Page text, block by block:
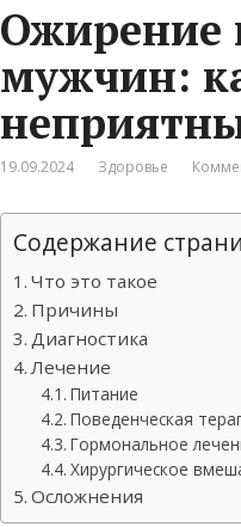
Ожирение
мужчин:
19.09.2024 Здоровье
Содержание
Что это такое
Причины
Диагностика
Лечение
Питание
Поведенческая
Гормональное
Хирургическое
Осложнения